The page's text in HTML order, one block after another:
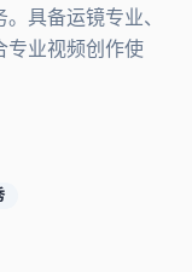
具备运镜专业、
专业视频创作使